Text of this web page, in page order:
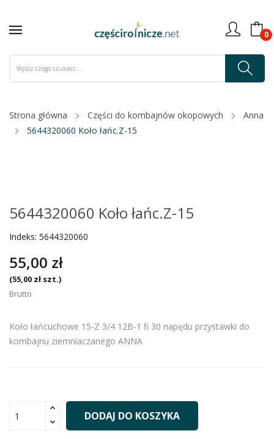
0
Strona główna Części do kombajnów okopowych
Anna
5644320060 Koło łańc.Z-15
5644320060 Koło łańc.Z-15
Indeks: 5644320060
55,00 zł
(55,00 zł szt.)
Brutto
Koło łańcuchowe 15-Z 3/4 12B-1 fi 30 napędu przystawki do
kombajnu ziemniaczanego ANNA
DODAJ DO KOSZYKA